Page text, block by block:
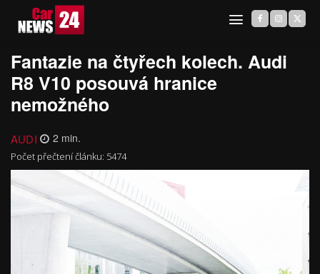
Fantazie na čtyřech kolech. Audi
R8 V10 posouvá hranice
nemožného
AUDI 2 min.
Počet přečtení článku: 5474